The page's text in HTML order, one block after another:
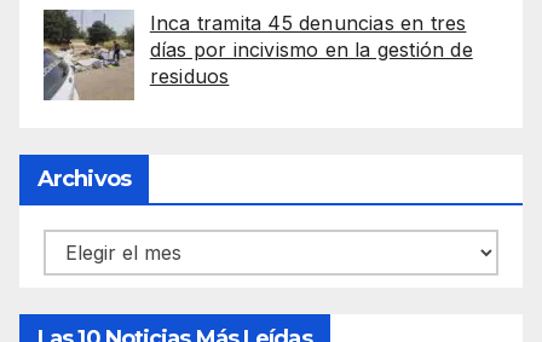
Inca tramita 45 denuncias en tres
días por incivismo en la gestión de
residuos
Archivos
Archivos